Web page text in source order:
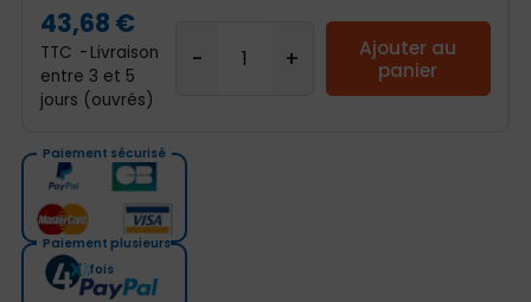
43,68 €
TTC
Livraison
entre 3 et 5
jours (ouvrés)
Ajouter au
panier
Paiement sécurisé
Paiement plusieurs
fois